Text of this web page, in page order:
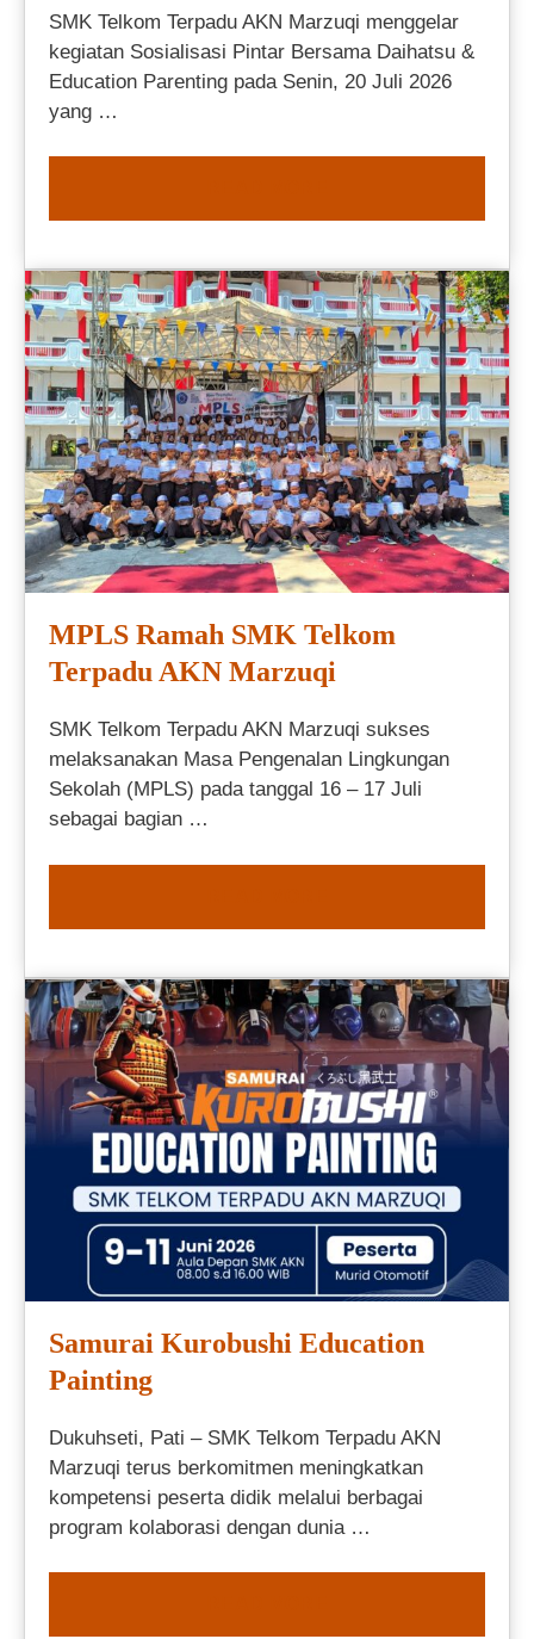
SMK Telkom Terpadu AKN Marzuqi menggelar
kegiatan Sosialisasi Pintar Bersama Daihatsu &
Education Parenting pada Senin, 20 Juli 2026
yang …
MPLS Ramah SMK Telkom
Terpadu AKN Marzuqi
SMK Telkom Terpadu AKN Marzuqi sukses
melaksanakan Masa Pengenalan Lingkungan
Sekolah (MPLS) pada tanggal 16 – 17 Juli
sebagai bagian …
Samurai Kurobushi Education
Painting
Dukuhseti, Pati – SMK Telkom Terpadu AKN
Marzuqi terus berkomitmen meningkatkan
kompetensi peserta didik melalui berbagai
program kolaborasi dengan dunia …